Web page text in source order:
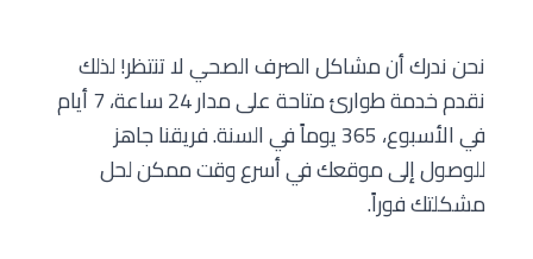
نحن ندرك أن مشاكل الصرف الصحي لا تنتظر! لذلك
نقدم خدمة طوارئ متاحة على مدار 24 ساعة، 7 أيام
في الأسبوع، 365 يوماً في السنة. فريقنا جاهز
للوصول إلى موقعك في أسرع وقت ممكن لحل
مشكلتك فوراً.